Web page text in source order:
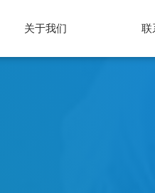
关于我们 联